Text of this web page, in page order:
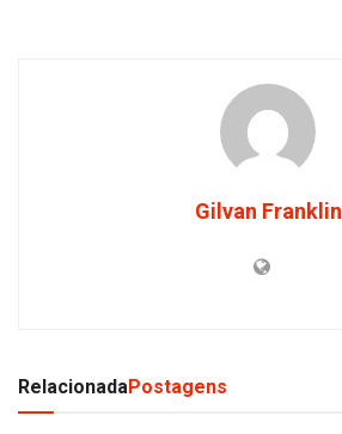
Gilvan Franklin
RelacionadaPostagens